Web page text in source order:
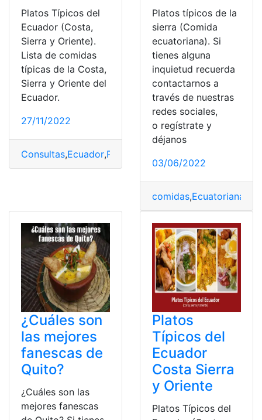
Platos Típicos del
Ecuador (Costa,
Sierra y Oriente).
Lista de comidas
típicas de la Costa,
Sierra y Oriente del
Ecuador.
27/11/2022
Consultas,Ecuador,Platos Típicos
Platos típicos de la
sierra (Comida
ecuatoriana). Si
tienes alguna
inquietud recuerda
contactarnos a
través de nuestras
redes sociales,
o regístrate y
déjanos
03/06/2022
comidas,Ecuatorianas
¿Cuáles son
las mejores
fanescas de
Quito?
¿Cuáles son las
mejores fanescas
Platos
Típicos del
Ecuador
Costa Sierra
y Oriente
Platos Típicos del